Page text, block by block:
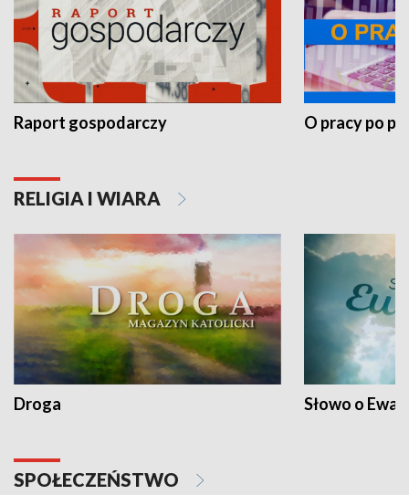
Raport gospodarczy O pracy po
RELIGIA I WIARA
Droga Słowo o
SPOŁECZEŃSTWO